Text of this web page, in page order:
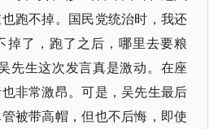
跑不掉。国民党统治时，我还
掉了，跑了之后，哪里去要粮
先生这次发言真是激动。在座
非常激昂。可是，吴先生最后
被带高帽，但也不后悔，即使